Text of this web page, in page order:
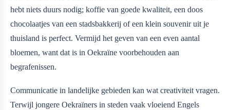
hebt niets duurs nodig; koffie van goede kwaliteit, een doos
chocolaatjes van een stadsbakkerij of een klein souvenir uit je
thuisland is perfect. Vermijd het geven van een even aantal
bloemen, want dat is in Oekraïne voorbehouden aan
begrafenissen.
Communicatie in landelijke gebieden kan wat creativiteit vragen.
Terwijl jongere Oekraïners in steden vaak vloeiend Engels